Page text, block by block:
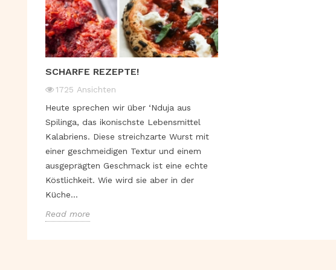
SCHARFE REZEPTE!
1725 Ansichten
Heute sprechen wir über ‘Nduja aus
Spilinga, das ikonischste Lebensmittel
Kalabriens. Diese streichzarte Wurst mit
einer geschmeidigen Textur und einem
ausgeprägten Geschmack ist eine echte
Köstlichkeit. Wie wird sie aber in der
Küche...
Read more